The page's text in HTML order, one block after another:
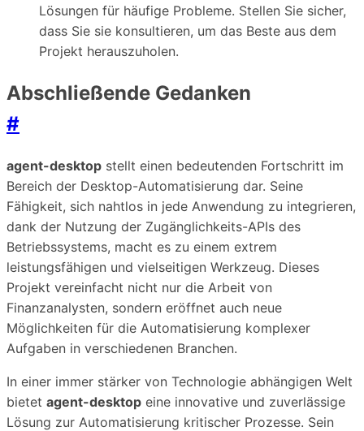
Lösungen für häufige Probleme. Stellen Sie sicher,
dass Sie sie konsultieren, um das Beste aus dem
Projekt herauszuholen.
Abschließende Gedanken
#
agent-desktop stellt einen bedeutenden Fortschritt im
Bereich der Desktop-Automatisierung dar. Seine
Fähigkeit, sich nahtlos in jede Anwendung zu integrieren,
dank der Nutzung der Zugänglichkeits-APIs des
Betriebssystems, macht es zu einem extrem
leistungsfähigen und vielseitigen Werkzeug. Dieses
Projekt vereinfacht nicht nur die Arbeit von
Finanzanalysten, sondern eröffnet auch neue
Möglichkeiten für die Automatisierung komplexer
Aufgaben in verschiedenen Branchen.
In einer immer stärker von Technologie abhängigen Welt
bietet agent-desktop eine innovative und zuverlässige
Lösung zur Automatisierung kritischer Prozesse. Sein